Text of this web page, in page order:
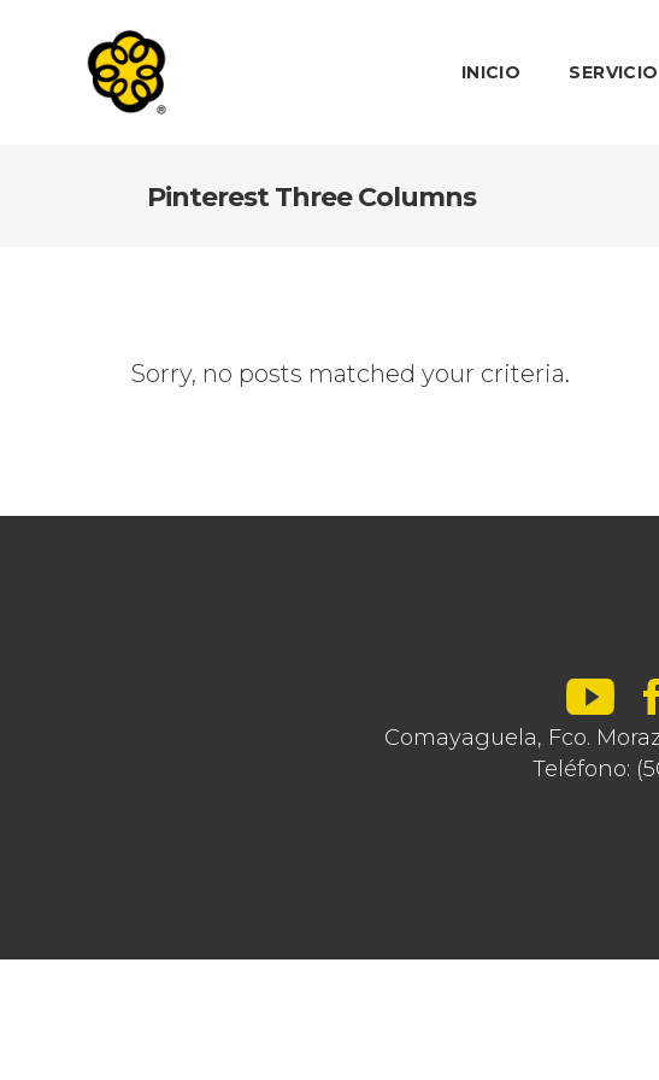
INICIO
Pinterest Three Columns
Sorry, no posts matched your criteria.
Comayaguela, Fco.
Teléfono: